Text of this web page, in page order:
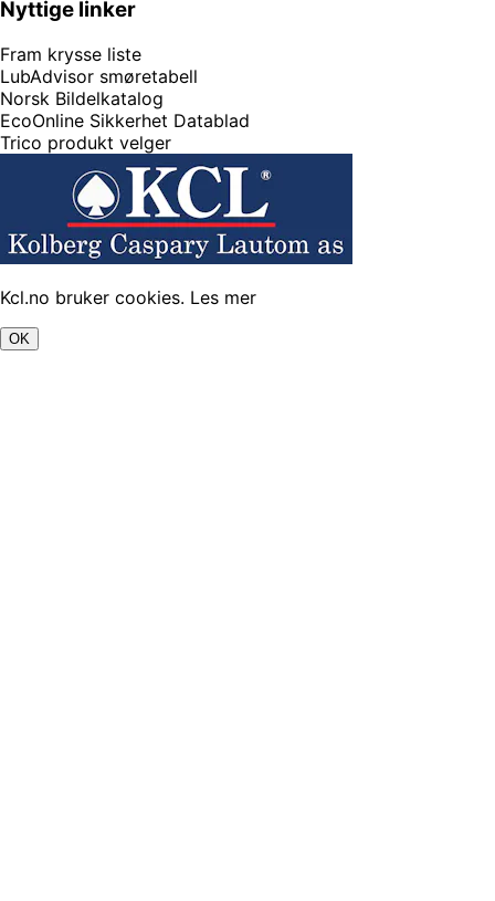
Nyttige linker
Fram krysse liste
LubAdvisor smøretabell
Norsk Bildelkatalog
EcoOnline Sikkerhet Datablad
Trico produkt velger
Kcl.no bruker cookies. Les mer
OK